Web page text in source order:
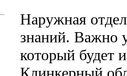
Наружная
знаний. Важно
который будет